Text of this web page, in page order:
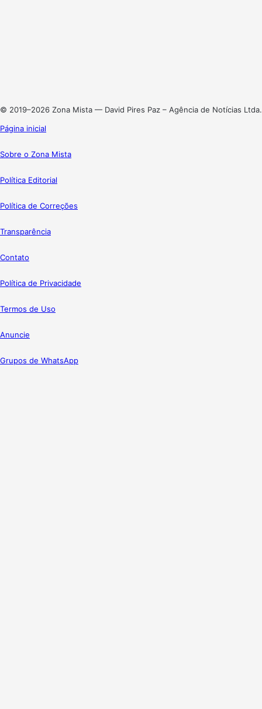
© 2019–2026 Zona Mista — David Pires Paz – Agência de Notícias Ltda.
Página inicial
Sobre o Zona Mista
Política Editorial
Política de Correções
Transparência
Contato
Política de Privacidade
Termos de Uso
Anuncie
Grupos de WhatsApp